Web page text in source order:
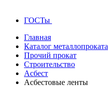
ГОСТы
Главная
Каталог металлопроката
Прочий прокат
Строительство
Асбест
Асбестовые ленты